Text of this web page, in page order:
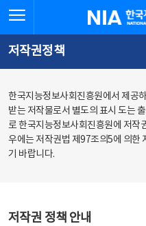
문
로
가
체
뉴
바
가
한국지능정보
저작권정책
한국지능정보사회진흥원에서 제공
받는 저작물로서 별도의 표시 도는
로 한국지능정보사회진흥원에 저작
우에는 저작권법 제97조의5에 의한
기 바랍니다.
저작권 정책 안내